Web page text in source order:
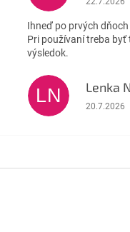
Ihneď po prvých
Pri používaní treba
výsledok.
LN Lenka
20.7.2026